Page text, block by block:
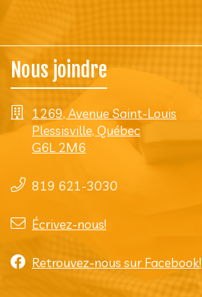
Nous joindre
1269, Avenue Saint-Louis
Plessisville, Québec
G6L 2M6
819 621-3030
Écrivez-nous!
Retrouvez-nous sur Facebook!